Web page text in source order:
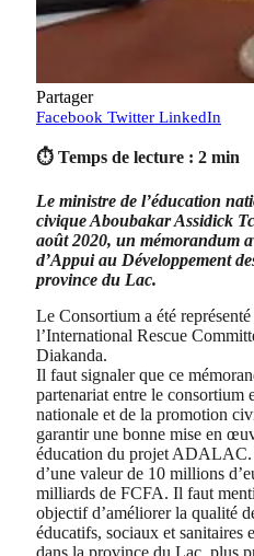
Partager
Facebook Twitter LinkedIn
⏱ Temps de lecture : 2 min
Le ministre de l’éducation
civique Aboubakar Assidick
août 2020, un mémorandum
d’Appui au Développement
province du Lac.
Le Consortium a été
l’International Rescue
Diakanda.
Il faut signaler que ce
partenariat entre le consortium
nationale et de la promotion
garantir une bonne mise en
éducation du projet
d’une valeur de 10 millions
milliards de FCFA. Il faut
objectif d’améliorer la qualité
éducatifs, sociaux et sanitaires